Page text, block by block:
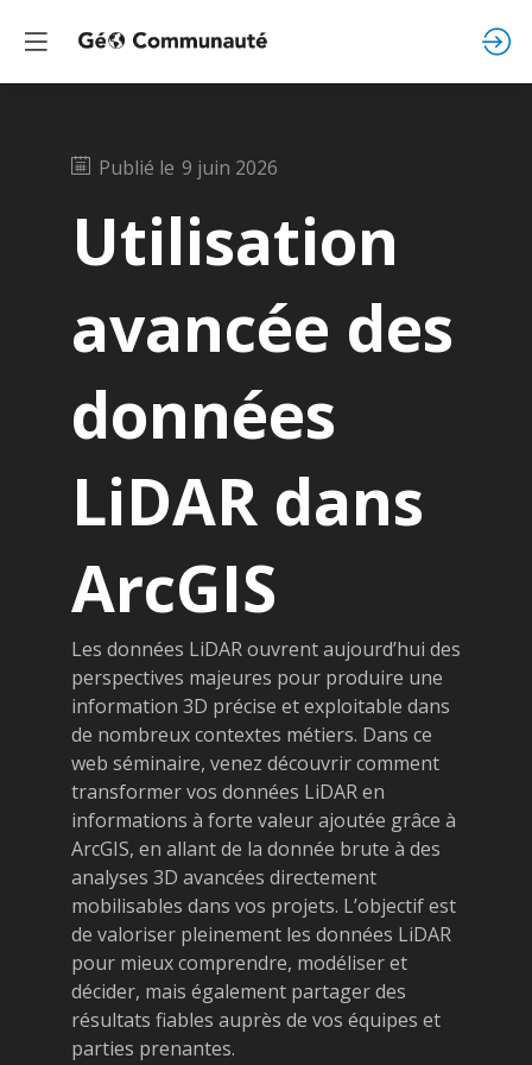
Publié le 9 juin 2026
Utilisation
avancée des
données
LiDAR dans
ArcGIS
Les données LiDAR ouvrent aujourd’hui des
perspectives majeures pour produire une
information 3D précise et exploitable dans
de nombreux contextes métiers. Dans ce
web séminaire, venez découvrir comment
transformer vos données LiDAR en
informations à forte valeur ajoutée grâce à
ArcGIS, en allant de la donnée brute à des
analyses 3D avancées directement
mobilisables dans vos projets. L’objectif est
de valoriser pleinement les données LiDAR
pour mieux comprendre, modéliser et
décider, mais également partager des
résultats fiables auprès de vos équipes et
parties prenantes.